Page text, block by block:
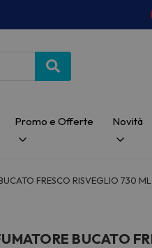
Promo e Offerte Novità
FRESCO RISVEGLIO 730 ML
BUCATO